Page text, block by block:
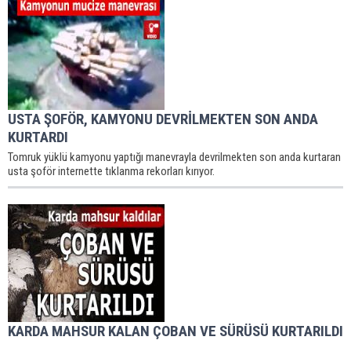
USTA ŞOFÖR, KAMYONU DEVRİLMEKTEN SON ANDA
KURTARDI
Tomruk yüklü kamyonu yaptığı manevrayla devrilmekten son anda kurtaran
usta şoför internette tıklanma rekorları kırıyor.
KARDA MAHSUR KALAN ÇOBAN VE SÜRÜSÜ KURTARILDI